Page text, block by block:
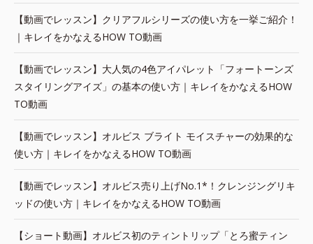
【動画でレッスン】クリアフルシリーズの使い方を一挙ご紹介！
｜キレイをかなえるHOW TO動画
【動画でレッスン】大人気の4色アイパレット「フォートーンズ
スタイリングアイズ」の基本の使い方｜キレイをかなえるHOW
TO動画
【動画でレッスン】オルビス ブライト モイスチャーの効果的な
使い方｜キレイをかなえるHOW TO動画
【動画でレッスン】オルビス売り上げNo.1*！クレンジングリキ
ッドの使い方｜キレイをかなえるHOW TO動画
【ショート動画】オルビス初のティントリップ「とろ蜜ティン